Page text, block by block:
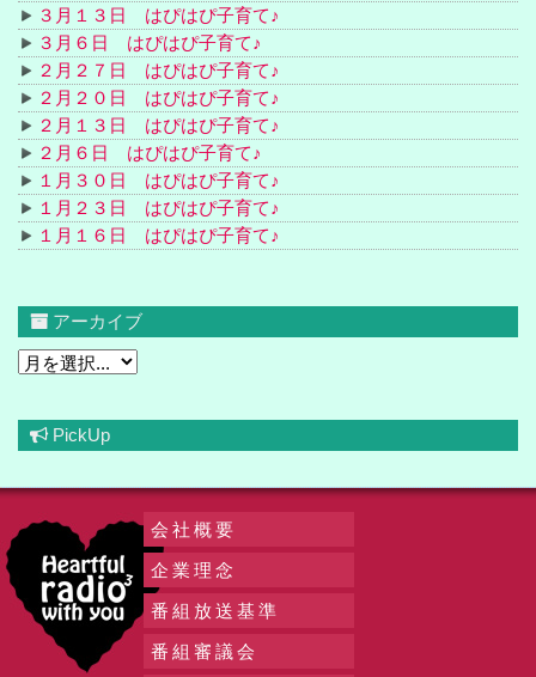
３月１３日 はぴはぴ子育て♪
３月６日 はぴはぴ子育て♪
２月２７日 はぴはぴ子育て♪
２月２０日 はぴはぴ子育て♪
２月１３日 はぴはぴ子育て♪
２月６日 はぴはぴ子育て♪
１月３０日 はぴはぴ子育て♪
１月２３日 はぴはぴ子育て♪
１月１６日 はぴはぴ子育て♪
アーカイブ
PickUp
会社概要
企業理念
番組放送基準
番組審議会